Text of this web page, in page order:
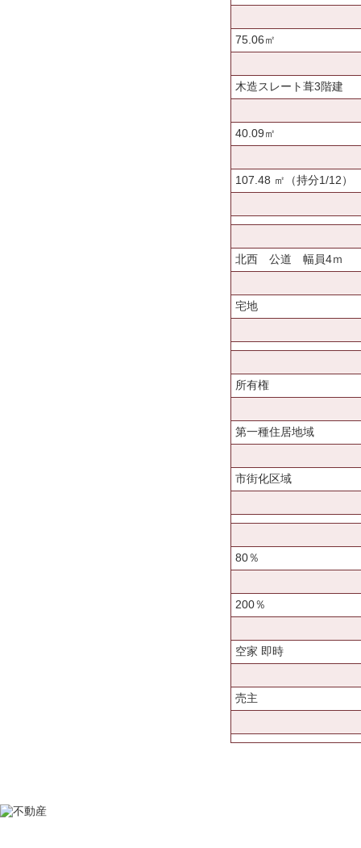
75.06㎡
木造スレート葺3階建
40.09㎡
107.48 ㎡（持分1/12）
北西 公道 幅員4ｍ
宅地
所有権
第一種住居地域
市街化区域
80％
200％
空家 即時
売主